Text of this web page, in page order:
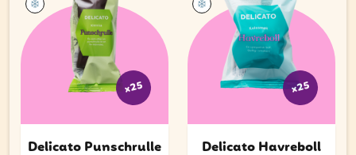
x25
Delicato Punschrulle
x25
Delicato Havreboll